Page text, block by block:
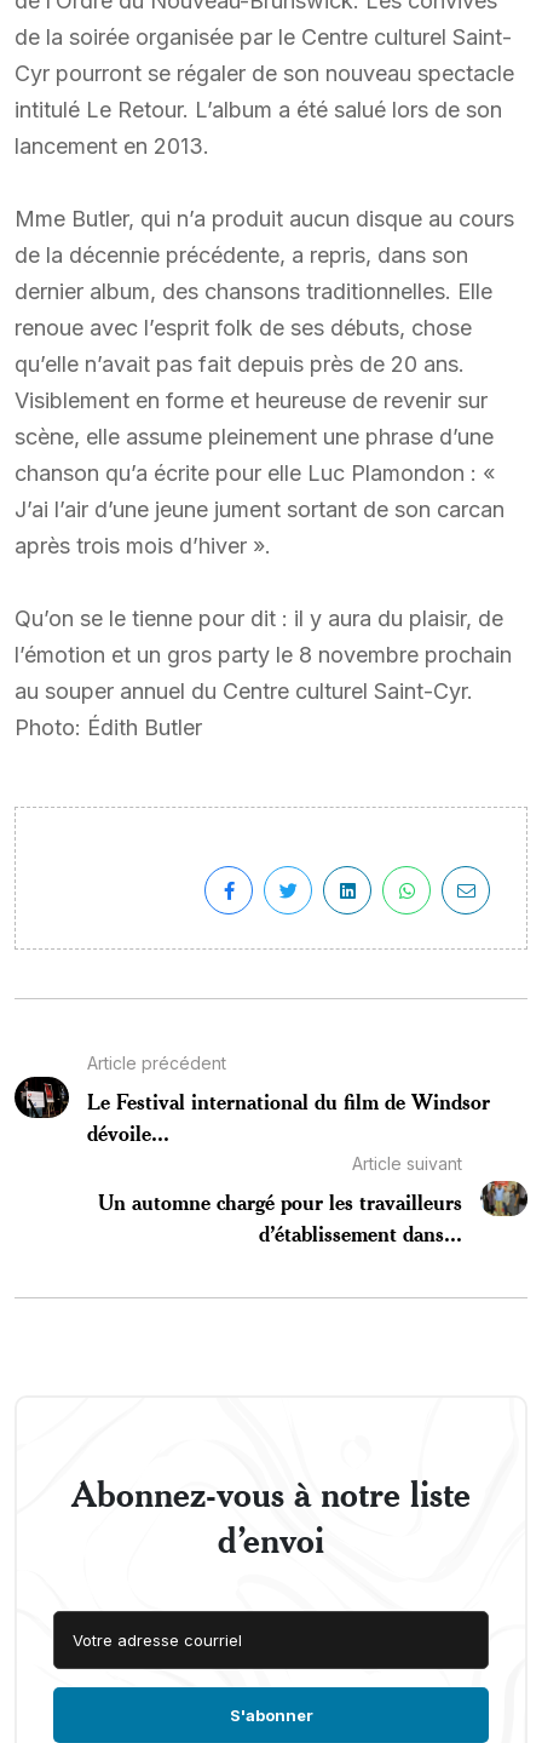
de la soirée organisée par le Centre culturel Saint-
Cyr pourront se régaler de son nouveau spectacle
intitulé Le Retour. L’album a été salué lors de son
lancement en 2013.
Mme Butler, qui n’a produit aucun disque au cours
de la décennie précédente, a repris, dans son
dernier album, des chansons traditionnelles. Elle
renoue avec l’esprit folk de ses débuts, chose
qu’elle n’avait pas fait depuis près de 20 ans.
Visiblement en forme et heureuse de revenir sur
scène, elle assume pleinement une phrase d’une
chanson qu’a écrite pour elle Luc Plamondon : «
J’ai l’air d’une jeune jument sortant de son carcan
après trois mois d’hiver ».
Qu’on se le tienne pour dit : il y aura du plaisir, de
l’émotion et un gros party le 8 novembre prochain
au souper annuel du Centre culturel Saint-Cyr.
Photo: Édith Butler
Article précédent
Le Festival international du film de Windsor
dévoile...
Article suivant
Un automne chargé pour les travailleurs
d’établissement dans...
Abonnez-vous à notre liste
d’envoi